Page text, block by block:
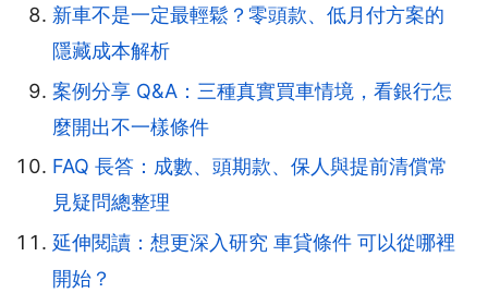
新車不是一定最輕鬆？零頭款、低月付方案的
隱藏成本解析
案例分享 Q&A：三種真實買車情境，看銀行怎
麼開出不一樣條件
FAQ 長答：成數、頭期款、保人與提前清償常
見疑問總整理
延伸閱讀：想更深入研究 車貸條件 可以從哪裡
開始？